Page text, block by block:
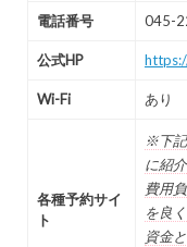
電話番号 045-
公式HP
Wi-Fi あり
各種予約サイ
ト
※下記
に紹
費用
を良
資金